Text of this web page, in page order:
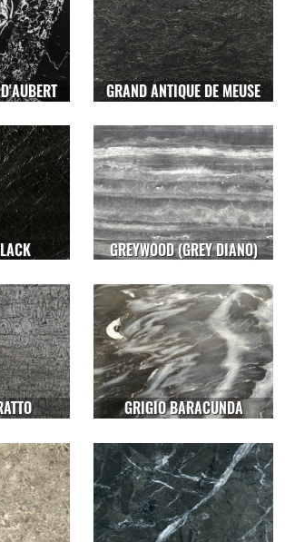
GRAND ANTIQUE DE MEUSE
GREYWOOD (GREY DIANO)
GRIGIO BARACUNDA